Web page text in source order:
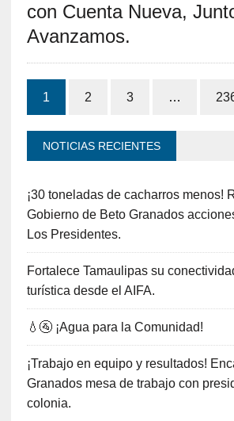
con Cuenta Nueva,
Avanzamos.
1 2 3 …
NOTICIAS RECIENTES
¡30 toneladas de cacharros menos!
Gobierno de Beto Granados
Los Presidentes.
Fortalece Tamaulipas su
turística desde el AIFA.
💧🚰 ¡Agua para la Comunidad!
¡Trabajo en equipo y resultados!
Granados mesa de trabajo con
colonia.